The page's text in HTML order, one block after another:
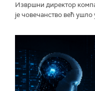
Извршни директор
је човечанство већ ушло